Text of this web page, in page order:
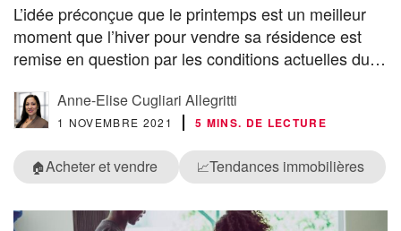
L’idée préconçue que le printemps est un meilleur
moment que l’hiver pour vendre sa résidence est
remise en question par les conditions actuelles du…
Anne-Elise Cugliari Allegritti
1 NOVEMBRE 2021 5 MINS. DE LECTURE
🏠Acheter et vendre 📈Tendances immobilières